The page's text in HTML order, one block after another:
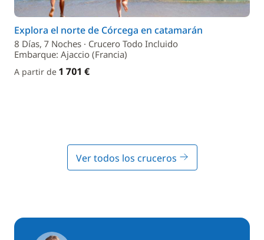
Explora el norte de Córcega en catamarán
8 Días, 7 Noches · Crucero Todo Incluido
Embarque: Ajaccio (Francia)
A partir de 1 701 €
Ver todos los cruceros